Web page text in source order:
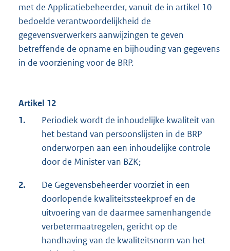
met de Applicatiebeheerder, vanuit de in artikel 10
bedoelde verantwoordelijkheid de
gegevensverwerkers aanwijzingen te geven
betreffende de opname en bijhouding van gegevens
in de voorziening voor de BRP.
Artikel 12
1.
Periodiek wordt de inhoudelijke kwaliteit van
het bestand van persoonslijsten in de BRP
onderworpen aan een inhoudelijke controle
door de Minister van BZK;
2.
De Gegevensbeheerder voorziet in een
doorlopende kwaliteitssteekproef en de
uitvoering van de daarmee samenhangende
verbetermaatregelen, gericht op de
handhaving van de kwaliteitsnorm van het